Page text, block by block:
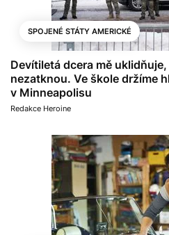
SPOJENÉ STÁTY AMERICKÉ
Devítiletá dcera mě
nezatknou. Ve škole držíme
v Minneapolisu
Redakce Heroine